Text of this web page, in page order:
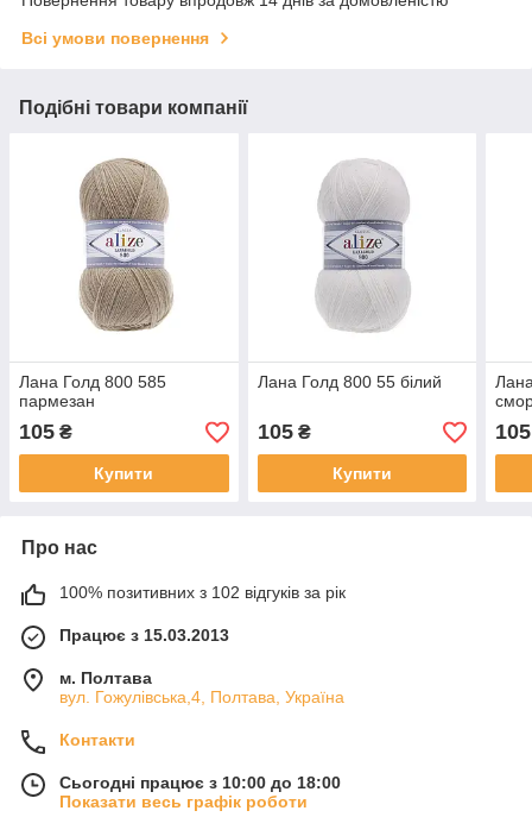
Всі умови повернення
Подібні товари компанії
Лана Голд 800 585
пармезан
105 ₴
Купити
Лана Голд 800 55 білий
105₴
Купити
105
Про нас
100% позитивних з 102 відгуків за рік
Працює з 15.03.2013
м. Полтава
вул. Гожулівська,4, Полтава, Україна
Контакти
Сьогодні працює з 10:00 до 18:00
Показати весь графік роботи